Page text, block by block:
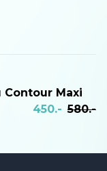
Maxi
450.- 580.-